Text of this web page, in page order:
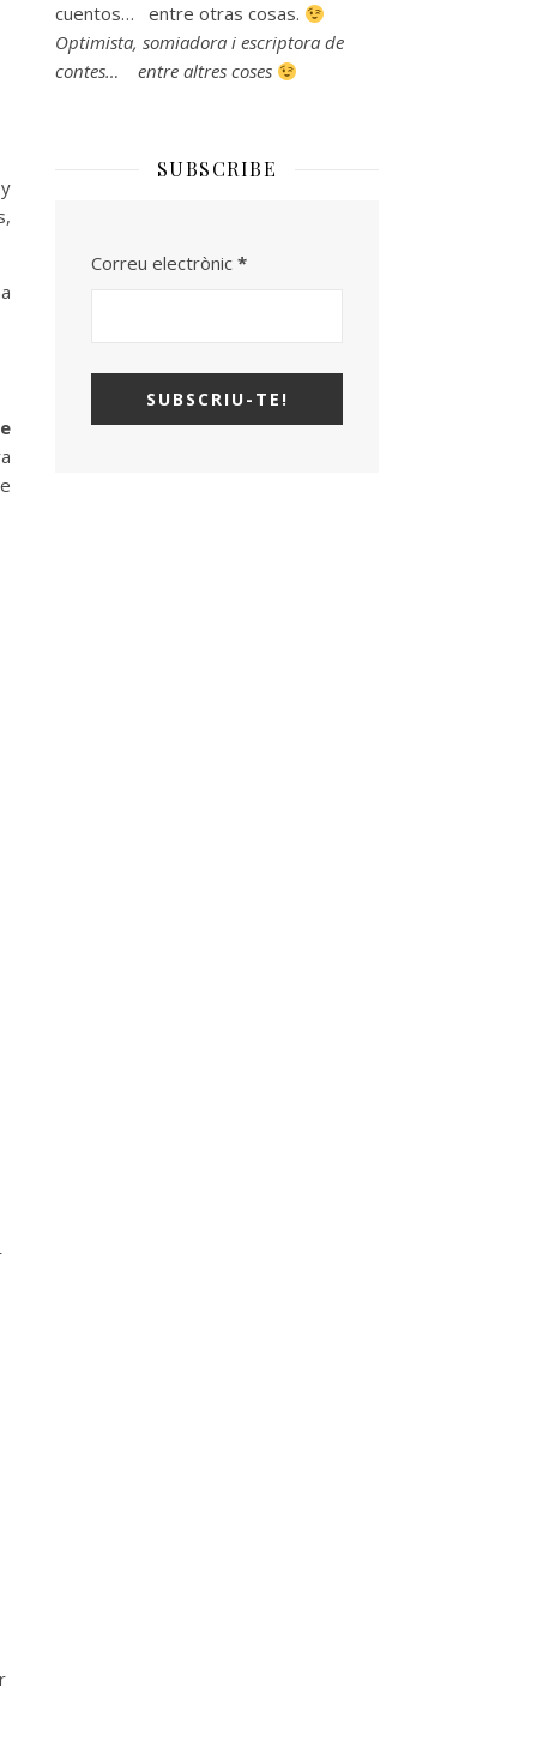
cuentos… entre otras cosas.
Optimista, somiadora i escriptora de
contes… entre altres coses
SUBSCRIBE
Correu electrònic *